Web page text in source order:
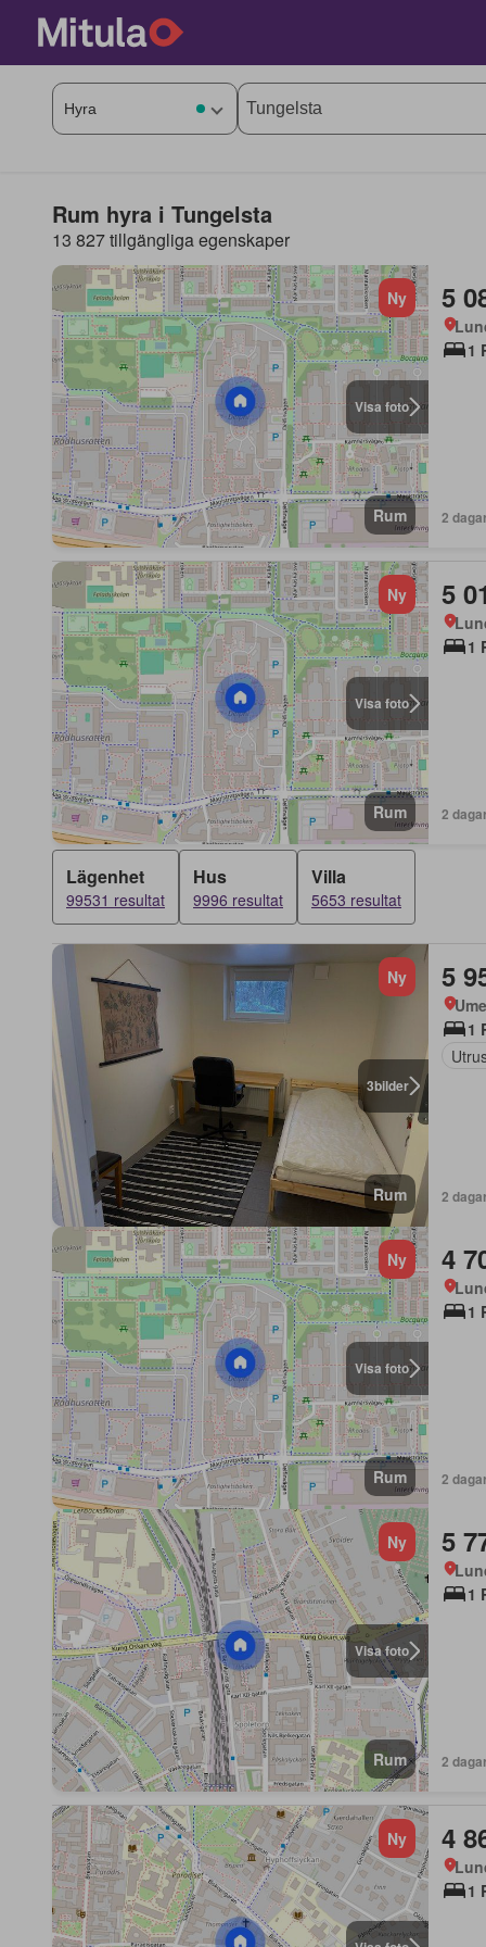
Rum hyra i Tungelsta
13 827 tillgängliga egenskaper
Visa foto
Ny
Rum
5
1
2
Visa foto
Ny
Rum
5
1
2
Lägenhet
99531 resultat
Hus
9996 resultat
Villa
5653 resultat
3bilder
Ny
Rum
5
1
2
Visa foto
Ny
Rum
4
1
2
Visa foto
Ny
Rum
5
1
2
Ny 4
1